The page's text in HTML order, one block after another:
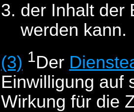
der Inhalt der
werden kann.
(3) 1Der
Einwilligung auf
Wirkung für die